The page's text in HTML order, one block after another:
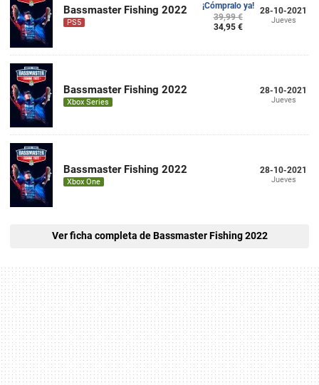
Bassmaster Fishing 2022
PS5
¡Cómpralo ya!
39,99 €
34,95 €
28-10-2021
Jueves
Bassmaster Fishing 2022
Xbox Series
28-10-2021
Jueves
Bassmaster Fishing 2022
Xbox One
28-10-2021
Jueves
Ver ficha completa de Bassmaster Fishing 2022